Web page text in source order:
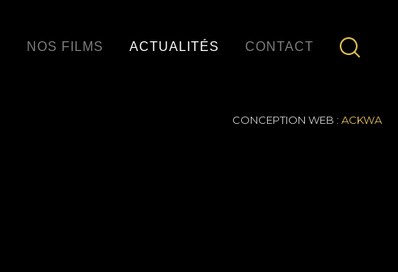
NOS FILMS ACTUALITÉS CONTACT
CONCEPTION WEB : ACKWA